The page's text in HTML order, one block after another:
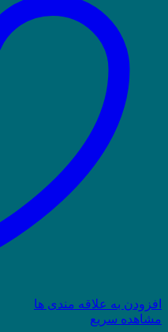
افزودن به علاقه مندی ها
مشاهده سریع